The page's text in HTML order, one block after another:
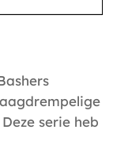
serie heb